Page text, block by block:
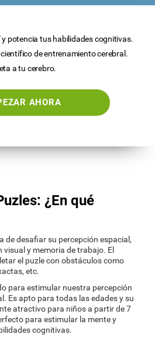
y potencia tus habilidades cognitivas.
de entrenamiento cerebral.
a tu cerebro.
AHORA
¿En qué
de desafiar su percepción espacial,
visual y memoria de trabajo. El
el puzle con obstáculos como
etc.
para estimular nuestra percepción
Es apto para todas las edades y su
atractivo para niños a partir de 7
para estimular la mente y
cognitivas.